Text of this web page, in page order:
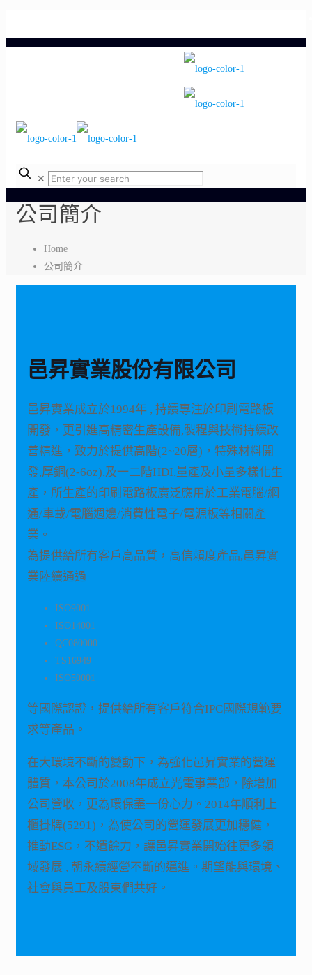
✕
公司簡介
Home
公司簡介
邑昇實業股份有限公司
邑昇實業成立於1994年 , 持續專注於印刷電路板
開發，更引進高精密生產設備,製程與技術持續改
善精進，致力於提供高階(2~20層)，特殊材料開
發,厚銅(2-6oz),及一二階HDI,量產及小量多樣化生
產，所生產的印刷電路板廣泛應用於工業電腦/網
通/車載/電腦週邊/消費性電子/電源板等相關產
業。
為提供給所有客戶高品質，高信賴度產品,邑昇實
業陸續通過
ISO9001
ISO14001
QC080000
TS16949
ISO50001
等國際認證，提供給所有客戶符合IPC國際規範要
求等產品。
在大環境不斷的變動下，為強化邑昇實業的營運
體質，本公司於2008年成立光電事業部，除增加
公司營收，更為環保盡一份心力。2014年順利上
櫃掛牌(5291)，為使公司的營運發展更加穩健，
推動ESG，不遺餘力，讓邑昇實業開始往更多領
域發展 , 朝永續經營不斷的邁進。期望能與環境、
社會與員工及股東們共好。